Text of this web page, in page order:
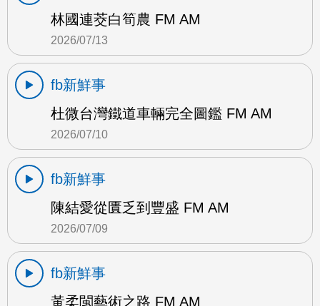
林國連茭白筍農 FM AM
2026/07/13
fb新鮮事
杜微台灣鐵道車輛完全圖鑑 FM AM
2026/07/10
fb新鮮事
陳結愛從匱乏到豐盛 FM AM
2026/07/09
fb新鮮事
黃柔閩藝術之路 FM AM